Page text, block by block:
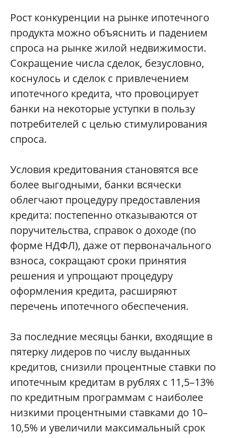
Рост конкуренции на рынке ипотечного
продукта можно объяснить и падением
спроса на рынке жилой недвижимости.
Сокращение числа сделок, безусловно,
коснулось и сделок с привлечением
ипотечного кредита, что провоцирует
банки на некоторые уступки в пользу
потребителей с целью стимулирования
спроса.
Условия кредитования становятся все
более выгодными, банки всячески
облегчают процедуру предоставления
кредита: постепенно отказываются от
поручительства, справок о доходе (по
форме НДФЛ), даже от первоначального
взноса, сокращают сроки принятия
решения и упрощают процедуру
оформления кредита, расширяют
перечень ипотечного обеспечения.
За последние месяцы банки, входящие в
пятерку лидеров по числу выданных
кредитов, снизили процентные ставки по
ипотечным кредитам в рублях с 11,5–13%
по кредитным программам с наиболее
низкими процентными ставками до 10–
10,5% и увеличили максимальный срок